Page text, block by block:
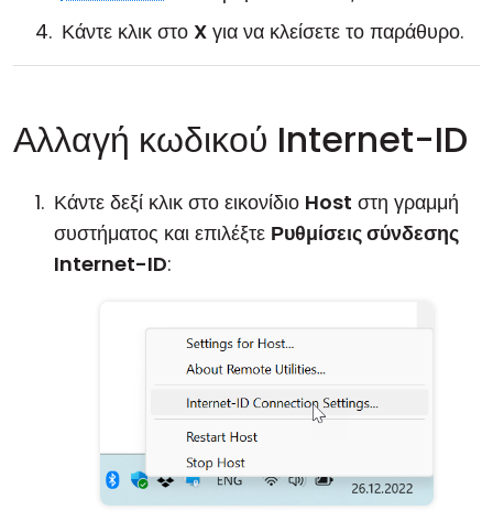
Κάντε κλικ στο X για να κλείσετε το παράθυρο.
Αλλαγή κωδικού Internet-ID
Κάντε δεξί κλικ στο εικονίδιο Host στη γραμμή
συστήματος και επιλέξτε Ρυθμίσεις σύνδεσης
Internet-ID: